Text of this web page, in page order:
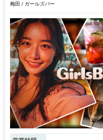
梅田 / ガールズバー